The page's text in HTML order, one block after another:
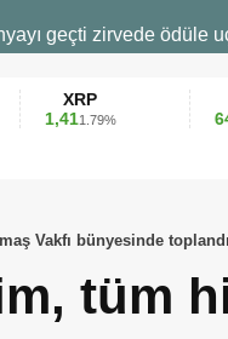
ile değerlendirdi
XRP
1.79%
647,88
Vakfı bünyesinde
tüm